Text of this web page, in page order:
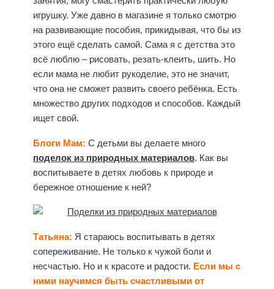
игрушку. Уже давно в магазине я только смотрю
на развивающие пособия, прикидывая, что бы из
этого ещё сделать самой. Сама я с детства это
всё люблю – рисовать, резать-клеить, шить. Но
если мама не любит рукоделие, это не значит,
что она не сможет развить своего ребёнка. Есть
множество других подходов и способов. Каждый
ищет свой.
Блоги Мам: С детьми вы делаете много
поделок из природных материалов. Как вы
воспитываете в детях любовь к природе и
бережное отношение к ней?
Татьяна: Я стараюсь воспитывать в детях
сопереживание. Не только к чужой боли и
несчастью. Но и к красоте и радости. Если мы с
ними научимся быть счастливыми от